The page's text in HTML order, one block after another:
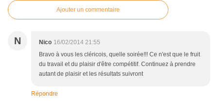
Ajouter un commentaire
N Nico 16/02/2014 21:55
Bravo à vous les cléricois, quelle soirée!!! Ce n'est que le fruit
du travail et du plaisir d'être compétitif. Continuez à prendre
autant de plaisir et les résultats suivront
Répondre